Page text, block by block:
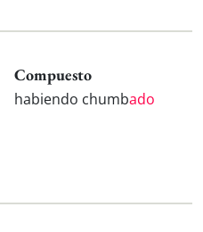
Compuesto
habiendo chumbado